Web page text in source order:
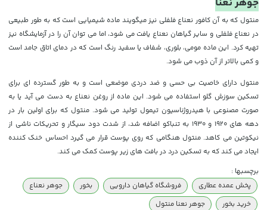
منتول که به آن کافور نعناع فلفلی نیز میگویند ماده شیمیایی است که به طور طبیعی
در نعناع فلفلی و سایر گیاهان نعناع یافت می شود، اما می توان آن را در آزمایشگاه نیز
تهیه کرد. این ماده مومی، بلوری، شفاف یا سفید رنگ است که در دمای اتاق جامد است
و کمی بالاتر از آن ذوب می شود.
منتول دارای خاصیت بی حسی و ضد دردی موضعی است و به طور گسترده ای برای
تسکین سوزش گلو استفاده می شود. این ماده از روغن نعناع به دست می آید یا به
صورت مصنوعی با هیدروژناسیون تیمول تولید می شود. منتول که برای اولین بار در
دهه های 1920 و 1930 به تنباکو اضافه شد، از شدت دود سیگار و تحریکات ناشی از
نیکوتین می کاهد. منتول هنگامی که روی پوست قرار می گیرد احساس خنک کننده
ایجاد می کند که به تسکین درد در بافت های زیر پوست کمک می کند.
برچسبها :
پخش عمده عطاری
فروشگاه گیاهان دارویی بخور
جوهر نعناع
خرید بخور
جوهر نعنا منتول